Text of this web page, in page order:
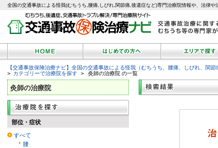
全国の交通事故による怪我(むちうち,腰痛,しびれ,関節痛,後遺症など)専門治療院情報や、法律
【交通事故保険治療ナビ】全国の交通事故による怪我（むちうち、腰痛、しびれ、関
> カテゴリーで治療院を探す > 灸師の治療院 の一覧
灸師の治療院
部位・症状
すべて
腰